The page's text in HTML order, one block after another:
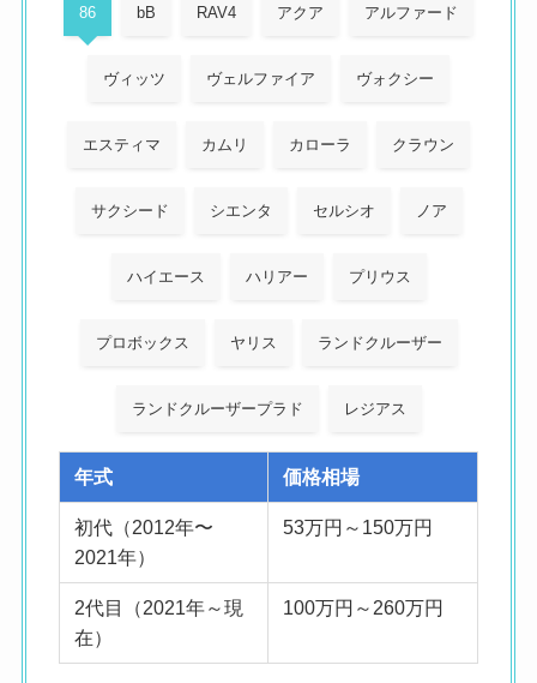
86 bB RAV4 アクア アルファード
ヴィッツ ヴェルファイア ヴォクシー
エスティマ カムリ カローラ クラウン
サクシード シエンタ セルシオ ノア
ハイエース ハリアー プリウス
プロボックス ヤリス ランドクルーザー
ランドクルーザープラド レジアス
年式 価格相場
初代（2012年〜
2021年）
53万円～150万円
2代目（2021年～現
在）
100万円～260万円